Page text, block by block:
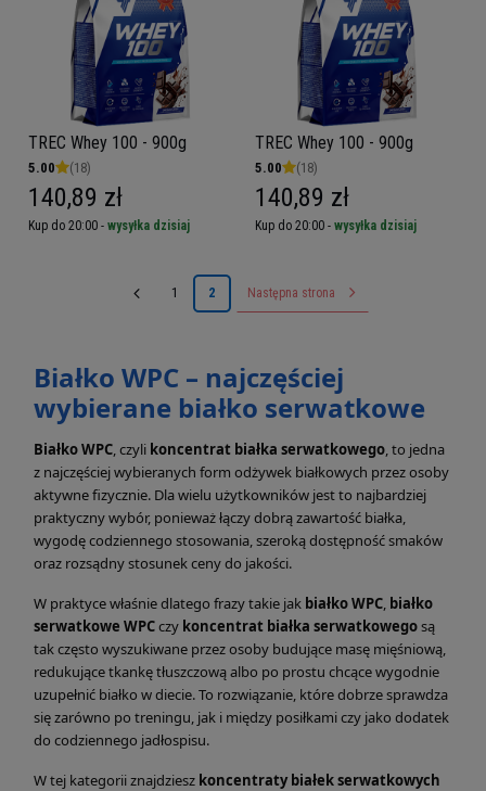
TREC Whey 100 - 900g
5.00 (18)
140,89 zł
Kup do 20:00 - wysyłka dzisiaj
TREC Whey 100 - 900g
5.00 (18)
140,89 zł
Kup do 20:00 - wysyłka dzisiaj
1 2 Następna strona
Białko WPC – najczęściej
wybierane białko serwatkowe
Białko WPC, czyli koncentrat białka serwatkowego, to jedna
z najczęściej wybieranych form odżywek białkowych przez osoby
aktywne fizycznie. Dla wielu użytkowników jest to najbardziej
praktyczny wybór, ponieważ łączy dobrą zawartość białka,
wygodę codziennego stosowania, szeroką dostępność smaków
oraz rozsądny stosunek ceny do jakości.
W praktyce właśnie dlatego frazy takie jak białko WPC, białko
serwatkowe WPCczy koncentrat białka serwatkowegosą
tak często wyszukiwane przez osoby budujące masę mięśniową,
redukujące tkankę tłuszczową albo po prostu chcące wygodnie
uzupełnić białko w diecie. To rozwiązanie, które dobrze sprawdza
się zarówno po treningu, jak i między posiłkami czy jako dodatek
do codziennego jadłospisu.
W tej kategorii znajdziesz koncentraty białek serwatkowych